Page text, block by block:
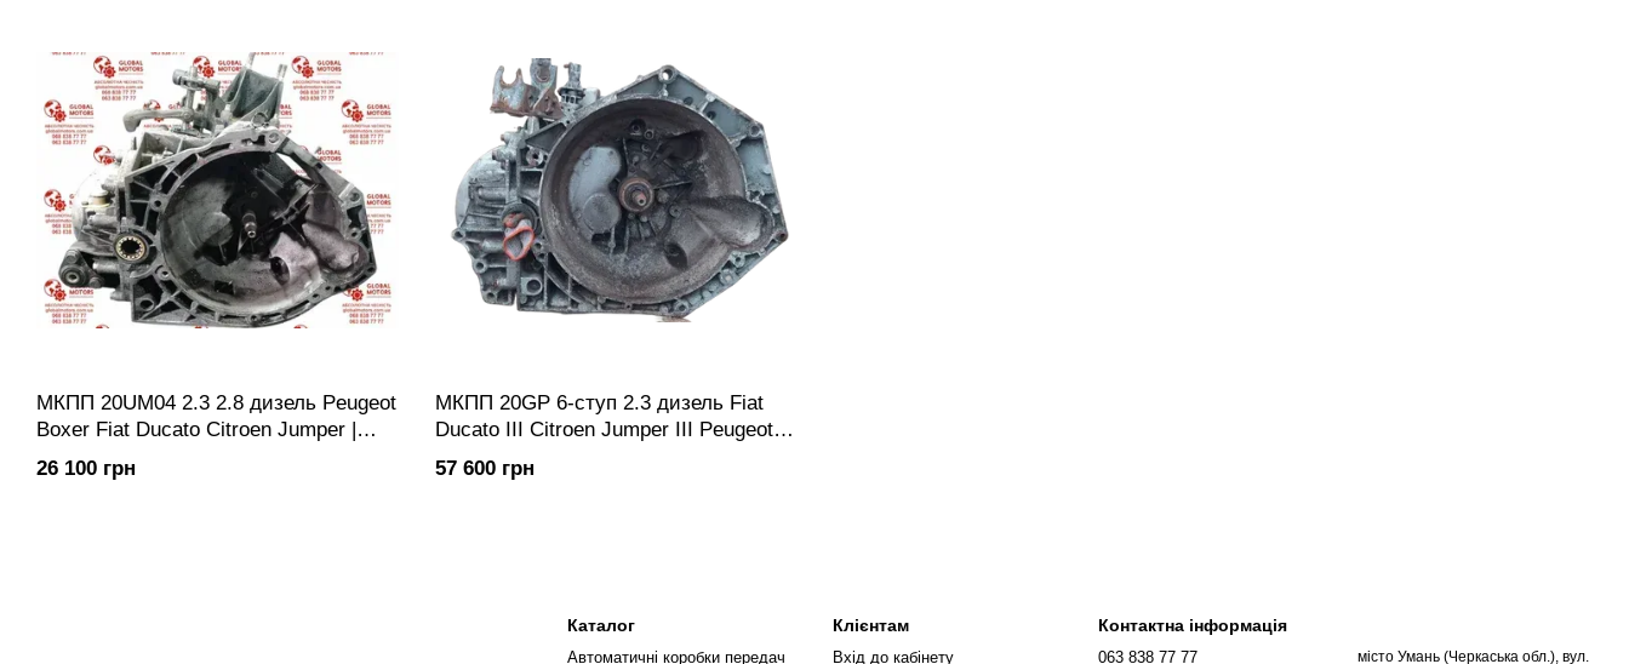
МКПП 20UM04 2.3 2.8 дизель Peugeot
Boxer Fiat Ducato Citroen Jumper |
Коробка передач механічна Купить
20UM04 20UM05 9567402880
26 100 грн
МКПП 20GP 6-ступ 2.3 дизель Fiat
Ducato III Citroen Jumper III Peugeot
Boxer III | Коробка передач механічна
20GP07 20GP08 20GP16 Купить з
57 600 грн
Каталог
Автоматичні коробки передач
Клієнтам
Вхід до кабінету
Контактна інформація
063 838 77 77 місто Умань (Черкаська обл.), вул.